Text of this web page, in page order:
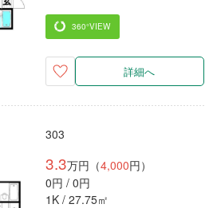
360°VIEW
詳細へ
303
3.3万円（4,000円）
0円 / 0円
1K / 27.75㎡